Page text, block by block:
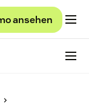
ansehen